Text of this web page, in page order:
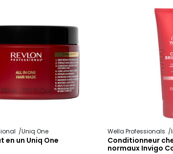
Uniq One
en un Uniq One
Wella Professionals
Conditionneur
normaux Invigo